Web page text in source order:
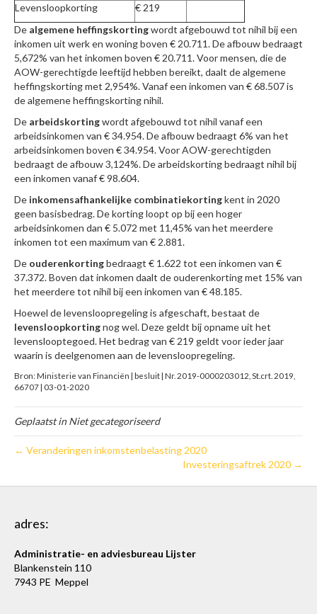
Levensloopkorting
€ 219
De algemene heffingskortingwordt afgebouwd tot nihil bij een
inkomen uit werk en woning boven € 20.711. De afbouw bedraagt
5,672% van het inkomen boven € 20.711. Voor mensen, die de
AOW-gerechtigde leeftijd hebben bereikt, daalt de algemene
heffingskorting met 2,954%. Vanaf een inkomen van € 68.507 is
de algemene heffingskorting nihil.
De arbeidskortingwordt afgebouwd tot nihil vanaf een
arbeidsinkomen van € 34.954. De afbouw bedraagt 6% van het
arbeidsinkomen boven € 34.954. Voor AOW-gerechtigden
bedraagt de afbouw 3,124%. De arbeidskorting bedraagt nihil bij
een inkomen vanaf € 98.604.
De inkomensafhankelijke combinatiekortingkent in 2020
geen basisbedrag. De korting loopt op bij een hoger
arbeidsinkomen dan € 5.072 met 11,45% van het meerdere
inkomen tot een maximum van € 2.881.
De ouderenkortingbedraagt € 1.622 tot een inkomen van €
37.372. Boven dat inkomen daalt de ouderenkorting met 15% van
het meerdere tot nihil bij een inkomen van € 48.185.
Hoewel de levensloopregeling is afgeschaft, bestaat de
levensloopkortingnog wel. Deze geldt bij opname uit het
levenslooptegoed. Het bedrag van € 219 geldt voor ieder jaar
waarin is deelgenomen aan de levensloopregeling.
Bron: Ministerie van Financiën | besluit | Nr. 2019-0000203012, St.crt. 2019,
66707 | 03-01-2020
Geplaatst in Niet gecategoriseerd
← Veranderingen inkomstenbelasting 2020
Investeringsaftrek 2020 →
adres:
Administratie- en adviesbureau Lijster
Blankenstein 110
7943 PE Meppel